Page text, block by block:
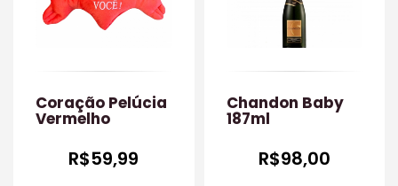
Coração Pelúcia
Vermelho
R$59,99
Chandon Baby
187ml
R$98,00